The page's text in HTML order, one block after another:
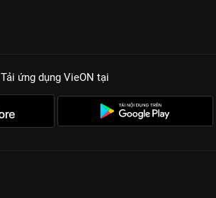
Tải ứng dụng VieON tại